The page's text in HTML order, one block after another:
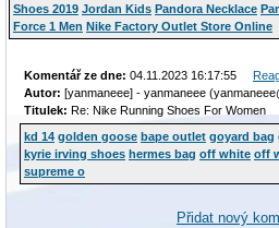
Shoes 2019 Jordan Kids Pandora Necklace
Force 1 Men Nike Factory Outlet Store Online
Komentář ze dne: 04.11.2023 16:17:55
Autor: [yanmaneee] - yanmaneee
Titulek: Re: Nike Running Shoes For Women
kd 14 golden goose bape outlet goyard bag
kyrie irving shoes hermes bag off white off
supreme o
Přidat nový